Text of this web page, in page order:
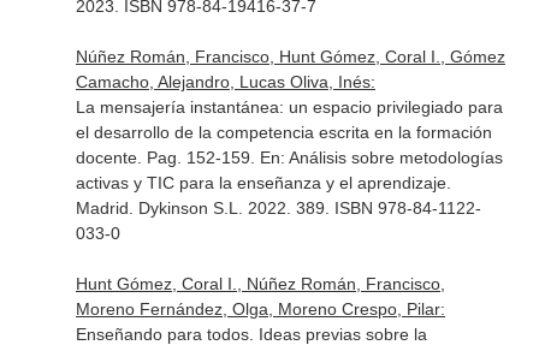
2023. ISBN 978-84-19416-37-7
Núñez Román, Francisco, Hunt Gómez, Coral I., Gómez
Camacho, Alejandro, Lucas Oliva, Inés:
La mensajería instantánea: un espacio privilegiado para
el desarrollo de la competencia escrita en la formación
docente. Pag. 152-159. En: Análisis sobre metodologías
activas y TIC para la enseñanza y el aprendizaje.
Madrid. Dykinson S.L. 2022. 389. ISBN 978-84-1122-
033-0
Hunt Gómez, Coral I., Núñez Román, Francisco,
Moreno Fernández, Olga, Moreno Crespo, Pilar:
Enseñando para todos. Ideas previas sobre la